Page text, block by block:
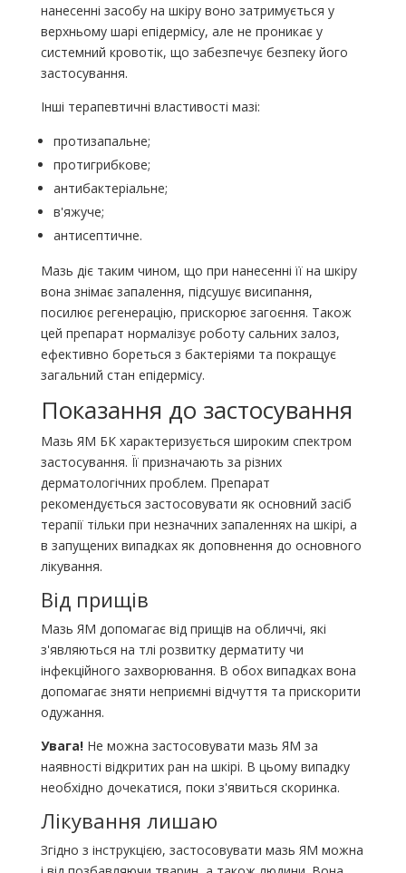
нанесенні засобу на шкіру воно затримується у
верхньому шарі епідермісу, але не проникає у
системний кровотік, що забезпечує безпеку його
застосування.
Інші терапевтичні властивості мазі:
протизапальне;
протигрибкове;
антибактеріальне;
в'яжуче;
антисептичне.
Мазь діє таким чином, що при нанесенні її на шкіру
вона знімає запалення, підсушує висипання,
посилює регенерацію, прискорює загоєння. Також
цей препарат нормалізує роботу сальних залоз,
ефективно бореться з бактеріями та покращує
загальний стан епідермісу.
Показання до застосування
Мазь ЯМ БК характеризується широким спектром
застосування. Її призначають за різних
дерматологічних проблем. Препарат
рекомендується застосовувати як основний засіб
терапії тільки при незначних запаленнях на шкірі, а
в запущених випадках як доповнення до основного
лікування.
Від прищів
Мазь ЯМ допомагає від прищів на обличчі, які
з'являються на тлі розвитку дерматиту чи
інфекційного захворювання. В обох випадках вона
допомагає зняти неприємні відчуття та прискорити
одужання.
Увага!Не можна застосовувати мазь ЯМ за
наявності відкритих ран на шкірі. В цьому випадку
необхідно дочекатися, поки з'явиться скоринка.
Лікування лишаю
Згідно з інструкцією, застосовувати мазь ЯМ можна